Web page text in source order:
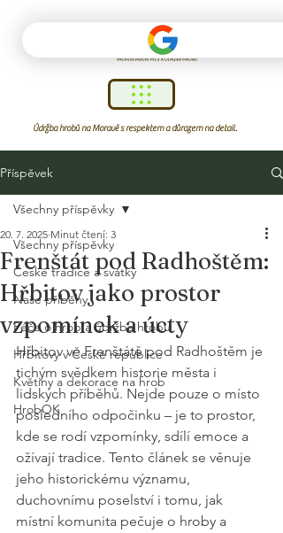
Údržba hrobů na Moravě s respektem a důrazem na detail.
Příspěvek
Všechny příspěvky
České tradice a svátky
Naše příběhy
Péče o hrob a údržba hrobu
Hřbitovy v České republice
Květiny a dekorace na hrob
HrobOK
Všechny příspěvky
Frenštát pod Radhoštěm:
Hřbitov jako prostor
vzpomínek a úcty
20. 7. 2025 Minut čtení: 3
Hřbitov ve Frenštátě pod Radhoštěm je
tichým svědkem historie města i
lidských příběhů. Nejde pouze o místo
posledního odpočinku – je to prostor,
kde se rodí vzpomínky, sdílí emoce a
ožívají tradice. Tento článek se věnuje
jeho historickému významu,
duchovnímu poselství i tomu, jak
místní komunita pečuje o hroby a